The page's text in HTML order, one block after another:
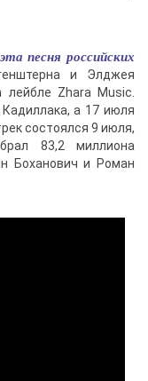
песня российских
и Элджея
Zhara Music.
а 17 июля
состоялся 9 июля,
83,2 миллиона
Боханович и Роман